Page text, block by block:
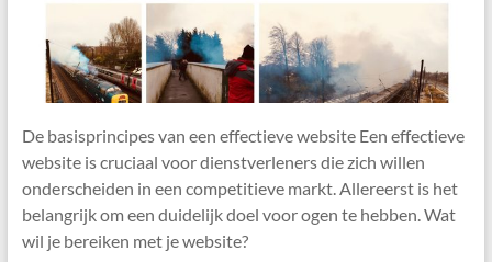
De basisprincipes van een effectieve website Een effectieve
website is cruciaal voor dienstverleners die zich willen
onderscheiden in een competitieve markt. Allereerst is het
belangrijk om een duidelijk doel voor ogen te hebben. Wat
wil je bereiken met je website?